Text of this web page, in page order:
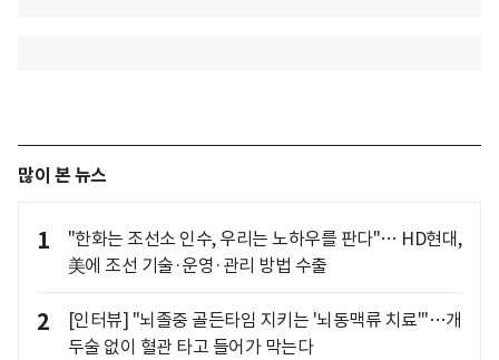
많이 본 뉴스
1
"한화는 조선소 인수, 우리는 노하우를 판다"… HD현대,
美에 조선 기술·운영·관리 방법 수출
2
[인터뷰] "뇌졸중 골든타임 지키는 '뇌동맥류 치료'"…개
두술 없이 혈관 타고 들어가 막는다